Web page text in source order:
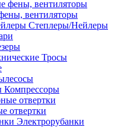
вентиляторы
Степлеры/Нейлеры
Тросы
Компрессоры
отвертки
Электрорубанки